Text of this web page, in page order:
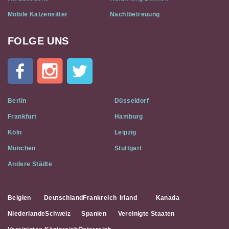
Mobile Katzensitter Nachtbetreuung
Cat
Flat
Social
Media
FOLGE UNS
Berlin Düsseldorf
Frankfurt Hamburg
Köln Leipzig
München Stuttgart
Andere Städte
Belgien Deutschland Frankreich Irland Kanada
NiederlandeSchweiz Spanien Vereinigte Staaten